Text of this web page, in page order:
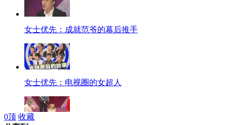
女士优先：成就范爷的幕后推手
女士优先：电视圈的女超人
0顶 收藏